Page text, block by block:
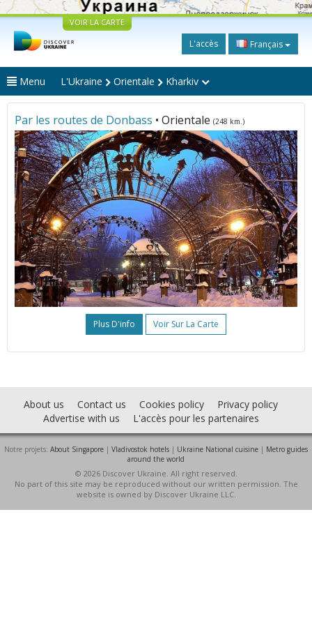
VOIR LA CARTE
L'accès Français
Menu L'Ukraine Orientale Kharkiv
Par les routes de Donbass • Orientale (248 km.)
Plus D'info Voir Sur La Carte
About us Contact us Cookies policy
Privacy policy
Advertise with us
L'accès pour les partenaires
Notre projets: About Singapore | Vladivostok hotels | Ukraine National cuisine | Metro guides
around the world
© 2026 Discover Ukraine. All right reserved.
No part of this site may be reproduced without our written permission. The
website is owned by Discover Ukraine LLC.